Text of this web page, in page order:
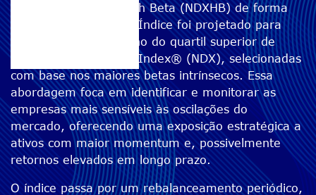
índice Nasdaq-100 High Beta (NDXHB) de forma
simples e eficiente. O Índice foi projetado para
capturar o desempenho do quartil superior de
ações do Nasdaq-100 Index® (NDX), selecionadas
com base nos maiores betas intrínsecos. Essa
abordagem foca em identificar e monitorar as
empresas mais sensíveis às oscilações do
mercado, oferecendo uma exposição estratégica a
ativos com maior momentum e, possivelmente
retornos elevados em longo prazo.
O índice passa por um rebalanceamento periódico,